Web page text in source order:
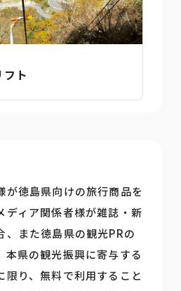
ト
が徳島県向けの旅行商品を
ディア関係者様が雑誌・新
、また徳島県の観光PRの
本県の観光振興に寄与する
限り、無料で利用すること